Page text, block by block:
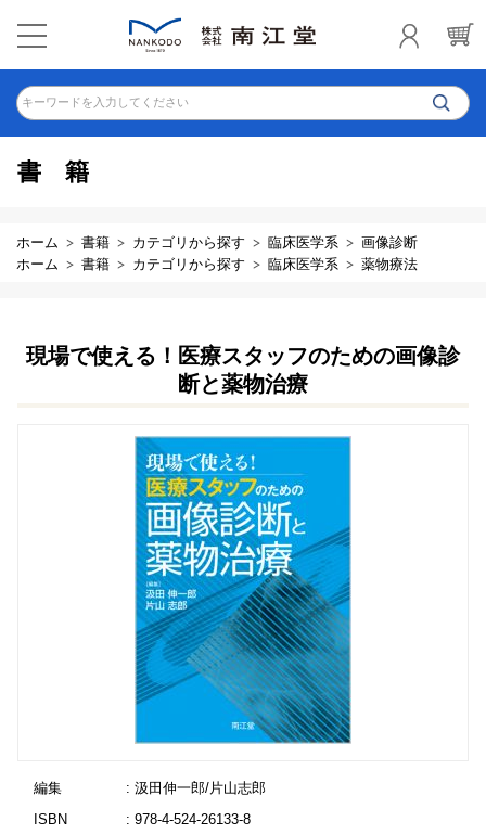
キーワードを入力してください
書籍
ホーム 書籍 カテゴリから探す 臨床医学系
画像診断
ホーム
書籍 カテゴリから探す 臨床医学系 薬物療法
現場で使える！医療スタッフのための画像診
断と薬物治療
編集
: 汲田伸一郎/片山志郎
ISBN
: 978-4-524-26133-8